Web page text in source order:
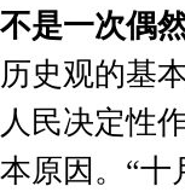
不是一次偶
历史观的基
人民决定性
本原因。“十